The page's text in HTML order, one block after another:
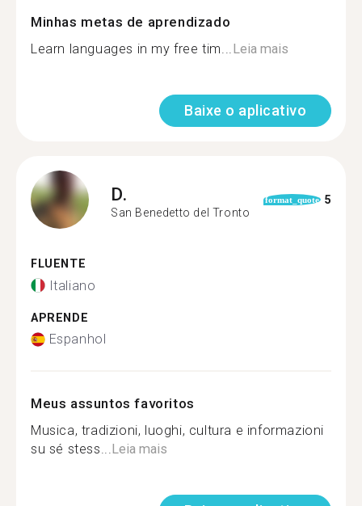
Minhas metas de aprendizado
Learn languages in my free tim...Leia mais
Baixe o aplicativo
D.
San Benedetto del Tronto
format_quote 5
FLUENTE
Italiano
APRENDE
Espanhol
Meus assuntos favoritos
Musica, tradizioni, luoghi, cultura e informazioni
su sé stess...Leia mais